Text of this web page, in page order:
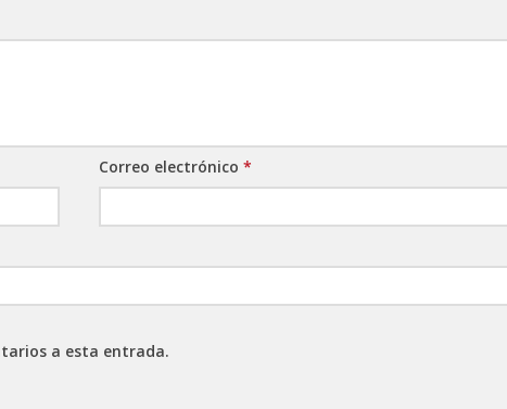
Correo electrónico*
a esta entrada.